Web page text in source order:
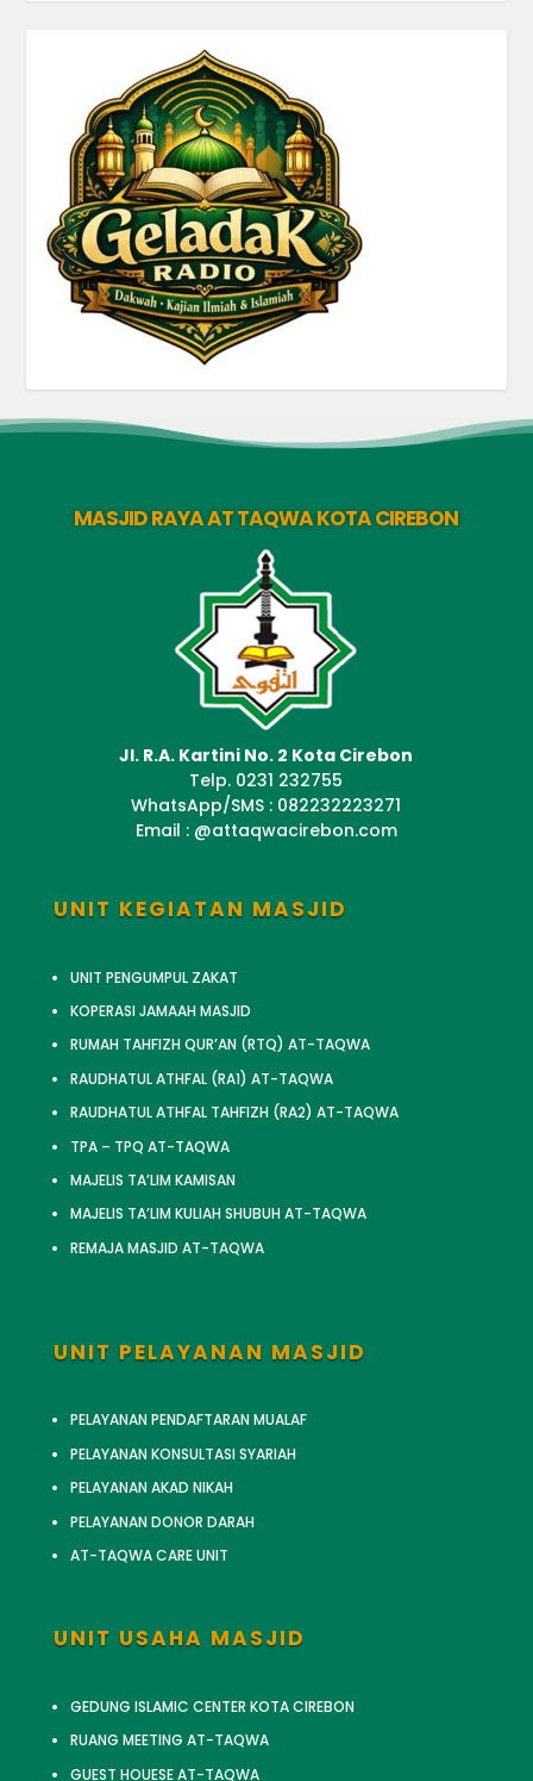
MASJID RAYA AT TAQWA KOTA CIREBON
Jl. R.A. Kartini No. 2 Kota Cirebon
Telp. 0231 232755
WhatsApp/SMS : 082232223271
Email : @attaqwacirebon.com
UNIT KEGIATAN MASJID
UNIT PENGUMPUL ZAKAT
KOPERASI JAMAAH MASJID
RUMAH TAHFIZH QUR’AN (RTQ) AT-TAQWA
RAUDHATUL ATHFAL (RA1) AT-TAQWA
RAUDHATUL ATHFAL TAHFIZH (RA2) AT-TAQWA
TPA – TPQ AT-TAQWA
MAJELIS TA’LIM KAMISAN
MAJELIS TA’LIM KULIAH SHUBUH AT-TAQWA
REMAJA MASJID AT-TAQWA
UNIT PELAYANAN MASJID
PELAYANAN PENDAFTARAN MUALAF
PELAYANAN KONSULTASI SYARIAH
PELAYANAN AKAD NIKAH
PELAYANAN DONOR DARAH
AT-TAQWA CARE UNIT
UNIT USAHA MASJID
GEDUNG ISLAMIC CENTER KOTA CIREBON
RUANG MEETING AT-TAQWA
GUEST HOUESE AT-TAQWA